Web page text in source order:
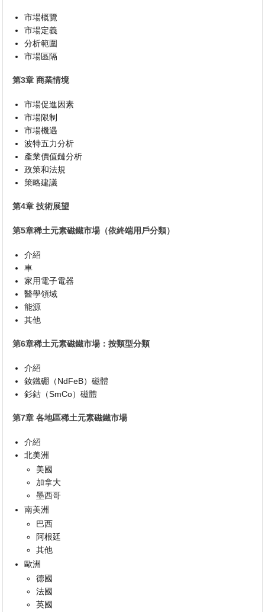
市場概覽
市場定義
分析範圍
市場區隔
第3章 商業情境
市場促進因素
市場限制
市場機遇
波特五力分析
產業價值鏈分析
政策和法規
策略建議
第4章 技術展望
第5章稀土元素磁鐵市場（依終端用戶分類）
介紹
車
家用電子電器
醫學領域
能源
其他
第6章稀土元素磁鐵市場：按類型分類
介紹
釹鐵硼（NdFeB）磁體
釤鈷（SmCo）磁體
第7章 各地區稀土元素磁鐵市場
介紹
北美洲
美國
加拿大
墨西哥
南美洲
巴西
阿根廷
其他
歐洲
德國
法國
英國